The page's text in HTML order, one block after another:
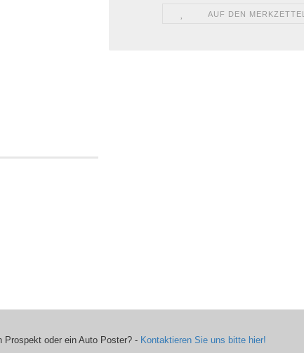
AUF DEN MERKZETTEL
oder ein Auto Poster? - Kontaktieren Sie uns bitte hier!